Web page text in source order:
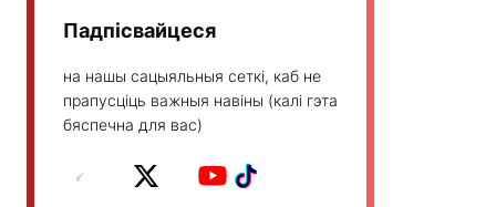
Падпісвайцеся
на нашы сацыяльныя сеткі, каб не
прапусціць важныя навіны (калі гэта
бяспечна для вас)